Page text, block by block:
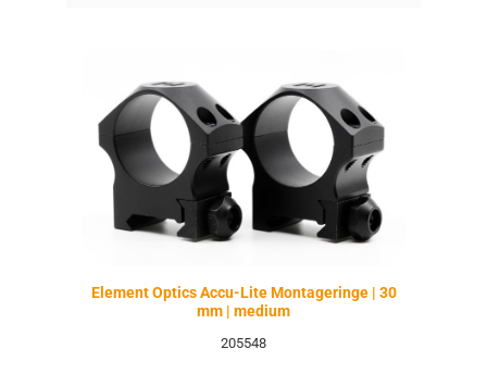
Element Optics Accu-Lite Montageringe | 30
mm | medium
205548